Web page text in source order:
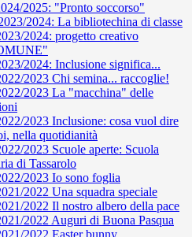
2025: "Pronto soccorso"
2024: La bibliotechina di classe
2024: progetto creativo
2024: Inclusione significa...
2023 Chi semina... raccoglie!
2023 La "macchina" delle
2023 Inclusione: cosa vuol dire
nella quotidianità
2023 Scuole aperte: Scuola
di Tassarolo
2023 Io sono foglia
2022 Una squadra speciale
2022 Il nostro albero della pace
2022 Auguri di Buona Pasqua